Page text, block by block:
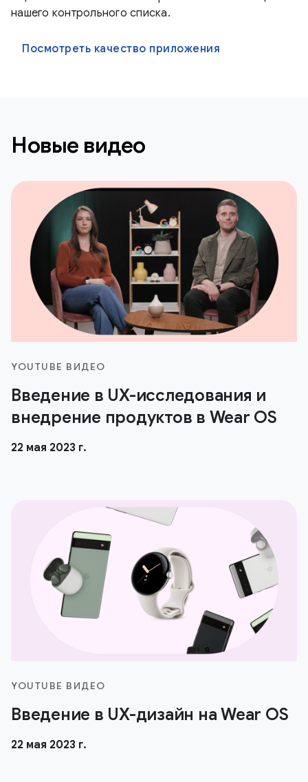
нашего контрольного списка.
Посмотреть качество приложения
Новые видео
YOUTUBE ВИДЕО
Введение в UX-исследования и
внедрение продуктов в Wear OS
22 мая 2023 г.
YOUTUBE ВИДЕО
Введение в UX-дизайн на Wear OS
22 мая 2023 г.